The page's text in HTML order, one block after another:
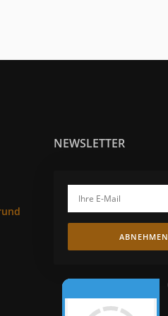
NEWSLETTER
ABNEHMEN